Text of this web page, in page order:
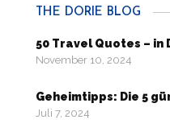
THE DORIE BLOG
50 Travel Quotes – in
November 10, 2024
Geheimtipps: Die 5
Juli 7, 2024